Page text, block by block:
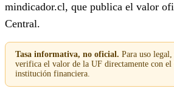
mindicador.cl, que publica el valor
Central.
Tasa informativa, no oficial. Para uso
verifica el valor de la UF directamente con
institución financiera.